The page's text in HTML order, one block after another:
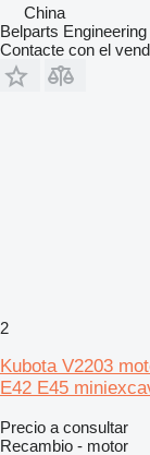
China
Belparts
Contacte con el
2
Kubota V2203
E42 E45
Precio a consultar
Recambio - motor